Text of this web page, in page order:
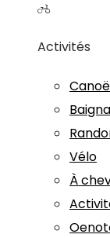
Activités
Vélo
À